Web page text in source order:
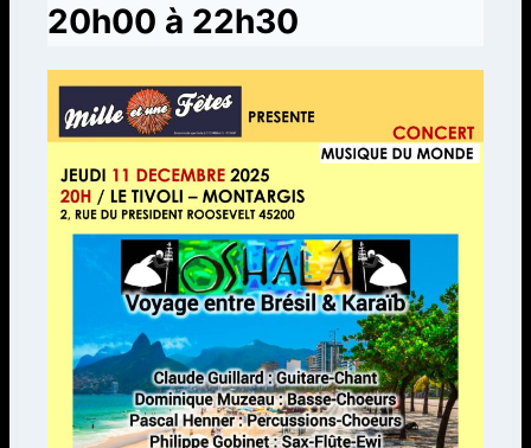
20h00 à 22h30